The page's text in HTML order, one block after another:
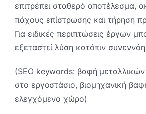
επιτρέπει σταθερό αποτέλεσμα,
πάχους επίστρωσης και τήρηση
Για ειδικές περιπτώσεις έργων
εξεταστεί λύση κατόπιν
(SEO keywords: βαφή
στο εργοστάσιο, βιομηχανική
ελεγχόμενο χώρο)